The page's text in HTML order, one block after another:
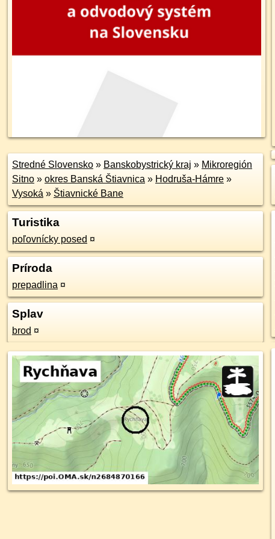
Stredné Slovensko » Banskobystrický kraj » Mikroregión
Sitno » okres Banská Štiavnica » Hodruša-Hámre »
Vysoká » Štiavnické Bane
Turistika
poľovnícky posed ¤
Príroda
prepadlina ¤
Splav
brod ¤